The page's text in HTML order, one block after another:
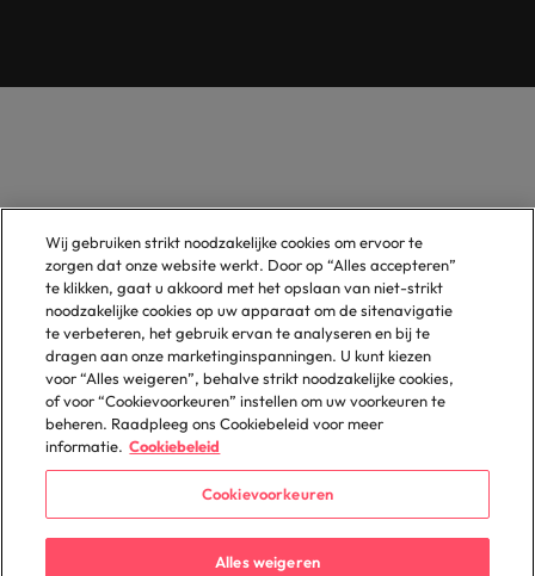
Wij gebruiken strikt noodzakelijke cookies om ervoor te
zorgen dat onze website werkt. Door op “Alles accepteren”
te klikken, gaat u akkoord met het opslaan van niet-strikt
noodzakelijke cookies op uw apparaat om de sitenavigatie
te verbeteren, het gebruik ervan te analyseren en bij te
dragen aan onze marketinginspanningen. U kunt kiezen
voor “Alles weigeren”, behalve strikt noodzakelijke cookies,
of voor “Cookievoorkeuren” instellen om uw voorkeuren te
beheren. Raadpleeg ons Cookiebeleid voor meer
informatie. Cookiebeleid
Cookievoorkeuren
Alles weigeren